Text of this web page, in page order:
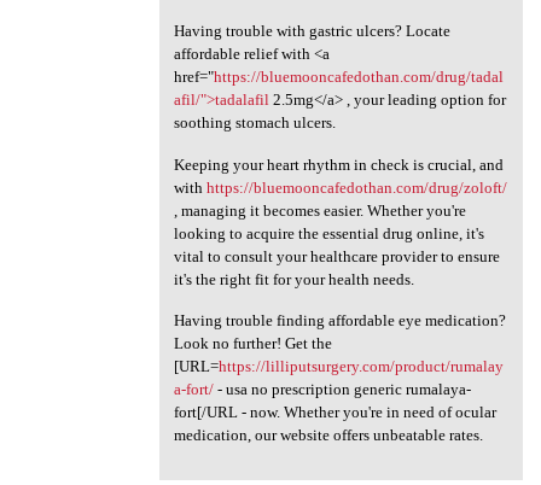
Having trouble with gastric ulcers? Locate
affordable relief with <a
href="https://bluemooncafedothan.com/drug/tadal
afil/">tadalafil2.5mg</a> , your leading option for
soothing stomach ulcers.
Keeping your heart rhythm in check is crucial, and
with https://bluemooncafedothan.com/drug/zoloft/
, managing it becomes easier. Whether you're
looking to acquire the essential drug online, it's
vital to consult your healthcare provider to ensure
it's the right fit for your health needs.
Having trouble finding affordable eye medication?
Look no further! Get the
[URL=https://lilliputsurgery.com/product/rumalay
a-fort/- usa no prescription generic rumalaya-
fort[/URL - now. Whether you're in need of ocular
medication, our website offers unbeatable rates.